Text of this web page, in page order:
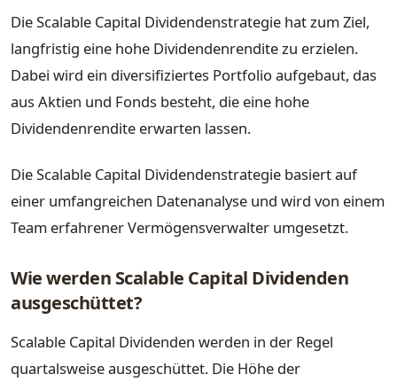
Die Scalable Capital Dividendenstrategie hat zum Ziel,
langfristig eine hohe Dividendenrendite zu erzielen.
Dabei wird ein diversifiziertes Portfolio aufgebaut, das
aus Aktien und Fonds besteht, die eine hohe
Dividendenrendite erwarten lassen.
Die Scalable Capital Dividendenstrategie basiert auf
einer umfangreichen Datenanalyse und wird von einem
Team erfahrener Vermögensverwalter umgesetzt.
Wie werden Scalable Capital Dividenden
ausgeschüttet?
Scalable Capital Dividenden werden in der Regel
quartalsweise ausgeschüttet. Die Höhe der